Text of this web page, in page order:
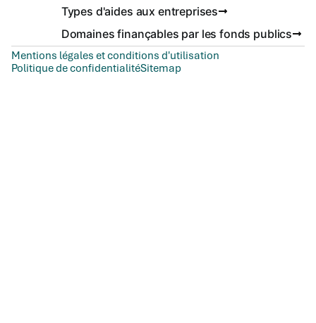
Types d'aides aux entreprises
Domaines finançables par les fonds publics
Mentions légales et conditions d'utilisation
Politique de confidentialitéSitemap